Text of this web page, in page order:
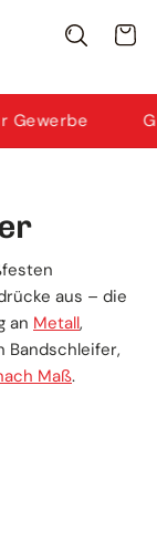
Gratis
aus – die
an Metall,
Bandschleifer,
Maß.